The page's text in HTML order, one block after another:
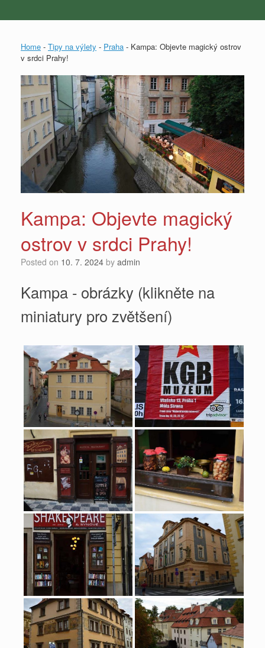
Home - Tipy na výlety - Praha - Kampa: Objevte magický ostrov
v srdci Prahy!
Kampa: Objevte magický
ostrov v srdci Prahy!
Posted on 10. 7. 2024 by admin
Kampa - obrázky (klikněte na
miniatury pro zvětšení)